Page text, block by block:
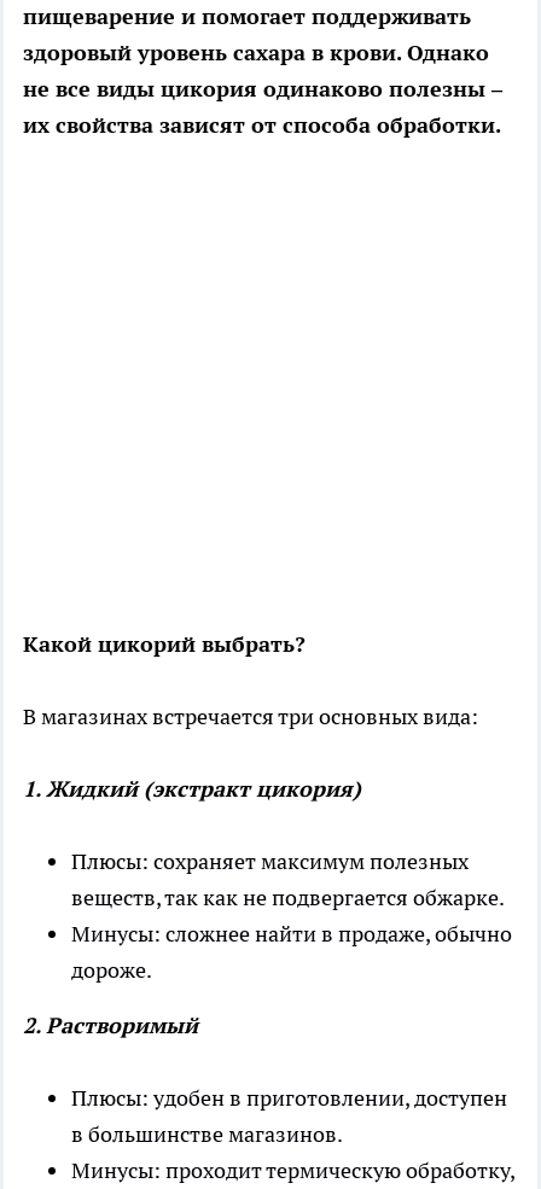
пищеварение и помогает поддерживать
здоровый уровень сахара в крови. Однако
не все виды цикория одинаково полезны –
их свойства зависят от способа обработки.
Какой цикорий выбрать?
В магазинах встречается три основных вида:
1. Жидкий (экстракт цикория)
Плюсы: сохраняет максимум полезных
веществ, так как не подвергается обжарке.
Минусы: сложнее найти в продаже, обычно
дороже.
2. Растворимый
Плюсы: удобен в приготовлении, доступен
в большинстве магазинов.
Минусы: проходит термическую обработку,